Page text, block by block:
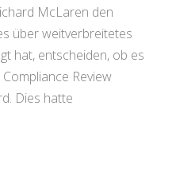
McLaren den
über weitverbreitetes
hat, entscheiden, ob es
Review
Dies hatte